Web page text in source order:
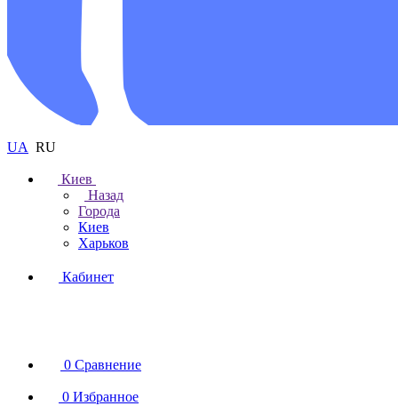
UA RU
Киев
Назад
Города
Киев
Харьков
Кабинет
0 Сравнение
0 Избранное